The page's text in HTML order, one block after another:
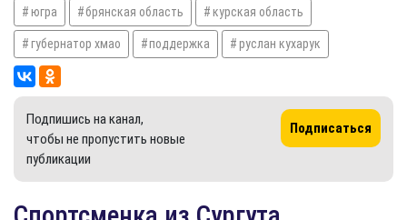
югра брянская область курская область
губернатор хмао поддержка руслан кухарук
Подпишись на канал,
чтобы не пропустить новые
публикации
Подписаться